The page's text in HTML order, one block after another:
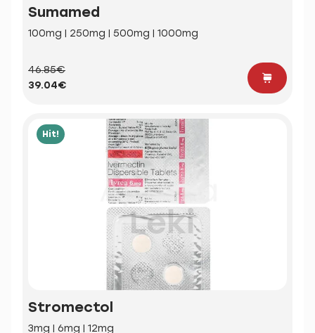
Sumamed
100mg | 250mg | 500mg | 1000mg
46.85€
39.04€
Hit!
Stromectol
3mg | 6mg | 12mg